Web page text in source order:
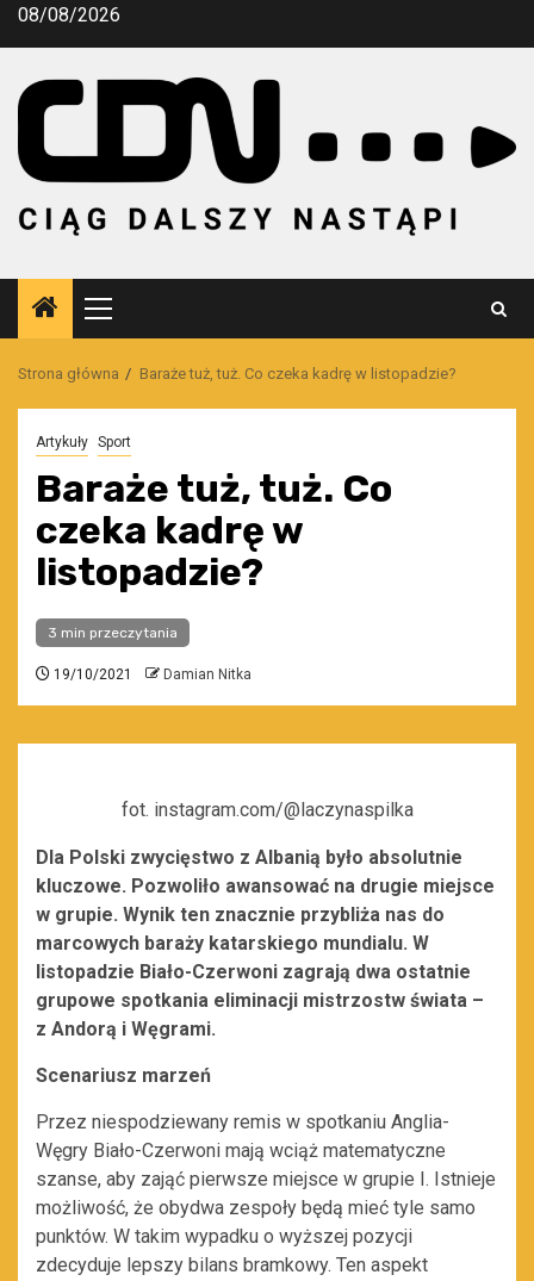
Przejdź
08/08/2026
Menu
główne
Strona główna Baraże tuż, tuż. Co czeka kadrę w listopadzie?
Artykuły Sport
Baraże tuż, tuż. Co
czeka kadrę w
listopadzie?
3 min przeczytania
19/10/2021 Damian Nitka
fot. instagram.com/@laczynaspilka
Dla Polski zwycięstwo z Albanią było absolutnie
kluczowe. Pozwoliło awansować na drugie miejsce
w grupie. Wynik ten znacznie przybliża nas do
marcowych baraży katarskiego mundialu. W
listopadzie Biało-Czerwoni zagrają dwa ostatnie
grupowe spotkania eliminacji mistrzostw świata –
z Andorą i Węgrami.
Scenariusz marzeń
Przez niespodziewany remis w spotkaniu Anglia-
Węgry Biało-Czerwoni mają wciąż matematyczne
szanse, aby zająć pierwsze miejsce w grupie I. Istnieje
możliwość, że obydwa zespoły będą mieć tyle samo
punktów. W takim wypadku o wyższej pozycji
zdecyduje lepszy bilans bramkowy. Ten aspekt